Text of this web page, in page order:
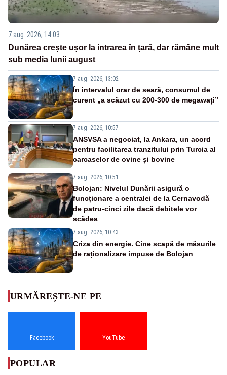
7 aug. 2026, 14:03
Dunărea crește ușor la intrarea în țară, dar rămâne mult
sub media lunii august
7 aug. 2026, 13:02
În intervalul orar de seară, consumul de
curent „a scăzut cu 200-300 de megawați”
7 aug. 2026, 10:57
ANSVSA a negociat, la Ankara, un acord
pentru facilitarea tranzitului prin Turcia al
carcaselor de ovine și bovine
7 aug. 2026, 10:51
Bolojan: Nivelul Dunării asigură o
funcționare a centralei de la Cernavodă
de patru-cinci zile dacă debitele vor
scădea
7 aug. 2026, 10:43
Criza din energie. Cine scapă de măsurile
de raționalizare impuse de Bolojan
URMĂREȘTE-NE PE
Facebook YouTube
POPULAR